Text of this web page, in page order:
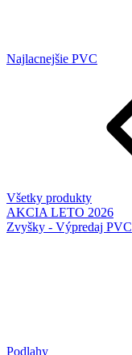
Najlacnejšie PVC
Všetky produkty
AKCIA LETO 2026
Zvyšky - Výpredaj PVC
Podlahy